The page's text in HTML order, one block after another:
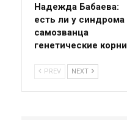
Надежда Бабаева:
есть ли у синдрома
самозванца
генетические корни
PREV NEXT